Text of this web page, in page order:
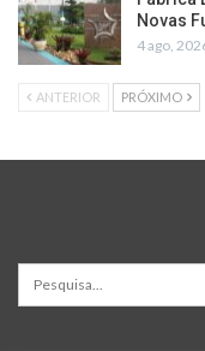
Novas
4 ago,
ANTERIOR PRÓXIMO